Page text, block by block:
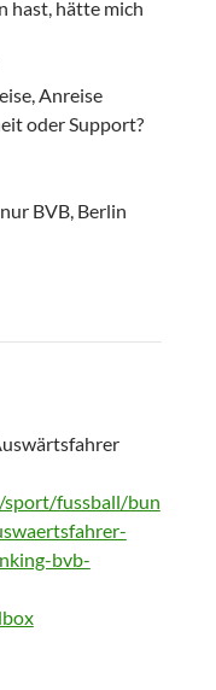
hast, hätte mich
Anreise
oder Support?
BVB, Berlin
fussball/bun
bvb-